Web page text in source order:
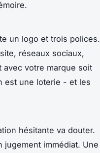
un logo et trois polices.
réseaux sociaux,
avec votre marque soit
est une loterie - et les
hésitante va douter.
jugement immédiat. Une